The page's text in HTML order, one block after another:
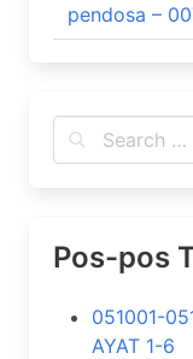
pendosa –
Pos-pos
051001-
AYAT 1-6